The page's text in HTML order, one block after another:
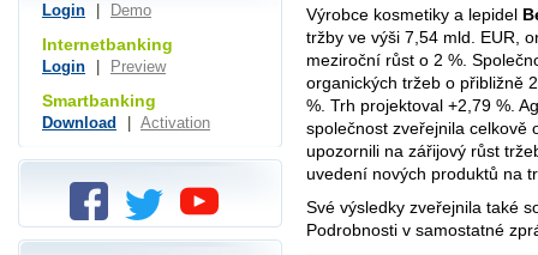
Výrobce kosmetiky a lepidel
tržby ve výši 7,54 mld. EUR,
meziroční růst o 2 %.
organických tržeb o přibližně
%. Trh projektoval +2,79 %.
společnost zveřejnila celkově
upozornili na zářijový růst
uvedení nových produktů na
Své výsledky zveřejnila také
Podrobnosti v samostatné
Login Demo
Internetbanking
Login Preview
Smartbanking
Download Activation